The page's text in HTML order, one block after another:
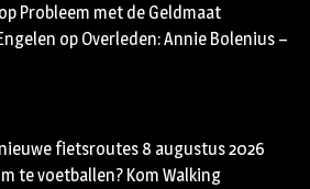
op Probleem met de Geldmaat
op Overleden: Annie Bolenius –
fietsroutes 8 augustus 2026
te voetballen? Kom Walking